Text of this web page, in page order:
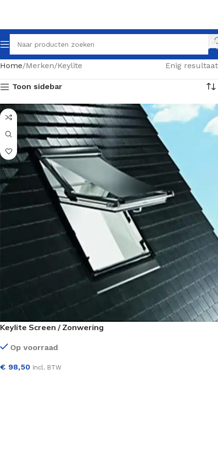
Home Merken Keylite Enig resultaat
Toon sidebar
Keylite Screen / Zonwering
Op voorraad
€ 98,50 Incl. BTW